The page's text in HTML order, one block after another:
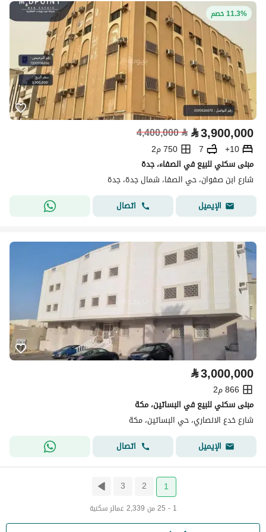
11.3% خصم
⃁3,900,000
⃁
4,400,000
10+
7
750 م2
مبنى سكني للبيع في الصفاء، جدة
شارع ابن صفوان، حي الصفا، شمال جدة، جدة
الإيميل
اتصال
⃁3,000,000
866 م2
مبنى سكني للبيع في البساتين، مكة
شارع خدع الانصاري، حي البساتين، مكة
الإيميل
اتصال
1
2
3
1 - 25 من 2,339 عمائر سكنية